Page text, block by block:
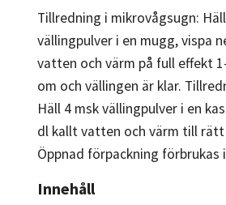
Tillredning i mikrovågsugn:
vällingpulver i en mugg, vispa
vatten och värm på full effekt
om och vällingen är klar.
Häll 4 msk vällingpulver i en
dl kallt vatten och värm till
Öppnad förpackning förbrukas
Innehåll